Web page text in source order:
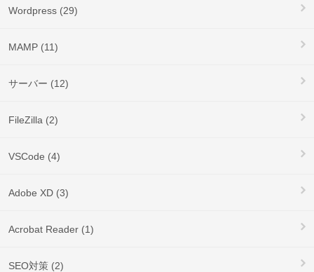
Wordpress (29)
MAMP (11)
サーバー (12)
FileZilla (2)
VSCode (4)
Adobe XD (3)
Acrobat Reader (1)
SEO対策 (2)